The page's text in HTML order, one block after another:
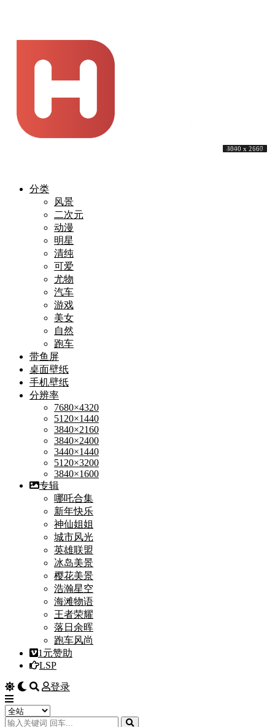
分类
风景
二次元
动漫
明星
清纯
可爱
尤物
汽车
游戏
美女
自然
跑车
带鱼屏
桌面壁纸
手机壁纸
分辨率
7680×4320
5120×1440
3840×2160
3840×2400
3440×1440
5120×3200
3840×1600
专辑
哪吒合集
新年快乐
神仙姐姐
城市风光
英雄联盟
冰岛美景
樱花美景
浩瀚星空
海滩物语
王者荣耀
落日余晖
跑车风尚
1元赞助
LSP
登录
3840 x 2160
3840 x 2160
3840 x 2160
3840 x 2160
4000 x 2250
3840 x 2160
3840 x 2160
3840 x 2160
3840 x 1600
4000 x 2667